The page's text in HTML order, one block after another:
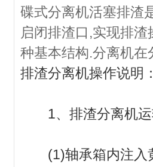
碟式分离机活塞排渣
启闭排渣口,实现排
种基本结构.分离机在
排渣分离机操作说明
1、排渣分离机运
(1)轴承箱内注入